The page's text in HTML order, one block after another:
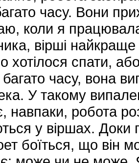
часу. Вони
коли я працювала
вірші
хотілося спати,
часу, вона
У такому
навпаки, робота
у віршах.
боїться, що він